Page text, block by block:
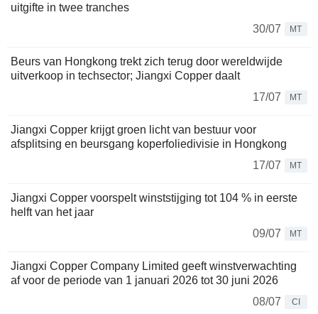
uitgifte in twee tranches
30/07
MT
Beurs van Hongkong trekt zich terug door wereldwijde
uitverkoop in techsector; Jiangxi Copper daalt
17/07
MT
Jiangxi Copper krijgt groen licht van bestuur voor
afsplitsing en beursgang koperfoliedivisie in Hongkong
17/07
MT
Jiangxi Copper voorspelt winststijging tot 104 % in eerste
helft van het jaar
09/07
MT
Jiangxi Copper Company Limited geeft winstverwachting
af voor de periode van 1 januari 2026 tot 30 juni 2026
08/07
CI